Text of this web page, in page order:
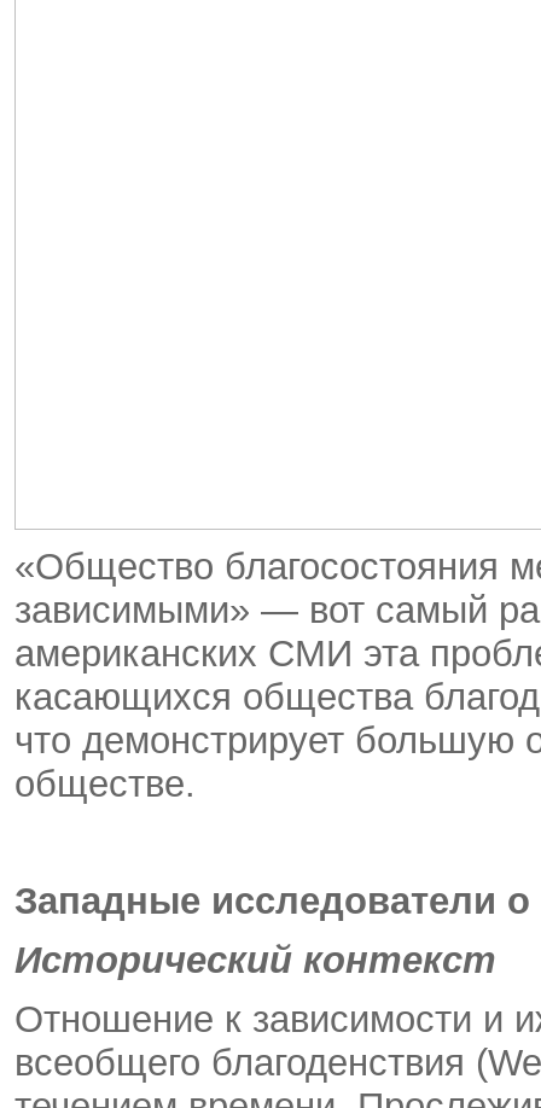
«Общество благосостояния
зависимыми» — вот самый
американских СМИ эта
касающихся общества
что демонстрирует большую
обществе.
Западные исследователи
Исторический контекст
Отношение к зависимости и
всеобщего благоденствия